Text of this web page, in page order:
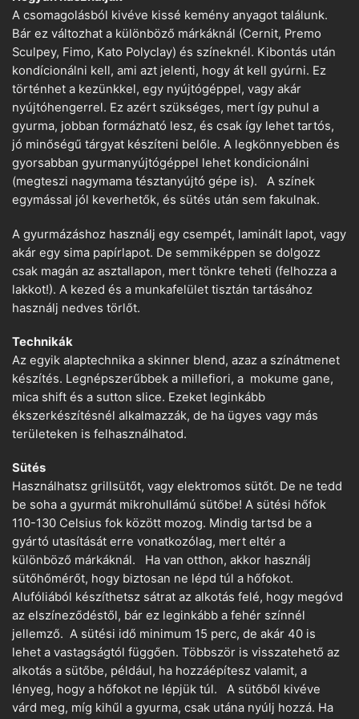
A csomagolásból kivéve kissé kemény anyagot találunk.
Bár ez változhat a különböző márkáknál (Cernit, Premo
Sculpey, Fimo, Kato Polyclay) és színeknél. Kibontás után
kondícionálni kell, ami azt jelenti, hogy át kell gyúrni. Ez
történhet a kezünkkel, egy nyújtógéppel, vagy akár
nyújtóhengerrel. Ez azért szükséges, mert így puhul a
gyurma, jobban formázható lesz, és csak így lehet tartós,
jó minőségű tárgyat készíteni belőle. A legkönnyebben és
gyorsabban gyurmanyújtógéppel lehet kondicionálni
(megteszi nagymama tésztanyújtó gépe is). A színek
egymással jól keverhetők, és sütés után sem fakulnak.
A gyurmázáshoz használj egy csempét, laminált lapot, vagy
akár egy sima papírlapot. De semmiképpen se dolgozz
csak magán az asztallapon, mert tönkre teheti (felhozza a
lakkot!). A kezed és a munkafelület tisztán tartásához
használj nedves törlőt.
Technikák
Az egyik alaptechnika a skinner blend, azaz a színátmenet
készítés. Legnépszerűbbek a millefiori, a mokume gane,
mica shift és a sutton slice. Ezeket leginkább
ékszerkészítésnél alkalmazzák, de ha ügyes vagy más
területeken is felhasználhatod.
Sütés
Használhatsz grillsütőt, vagy elektromos sütőt. De ne tedd
be soha a gyurmát mikrohullámú sütőbe! A sütési hőfok
110-130 Celsius fok között mozog. Mindig tartsd be a
gyártó utasítását erre vonatkozólag, mert eltér a
különböző márkáknál. Ha van otthon, akkor használj
sütőhőmérőt, hogy biztosan ne lépd túl a hőfokot.
Alufóliából készíthetsz sátrat az alkotás felé, hogy megóvd
az elszíneződéstől, bár ez leginkább a fehér színnél
jellemző. A sütési idő minimum 15 perc, de akár 40 is
lehet a vastagságtól függően. Többször is visszatehető az
alkotás a sütőbe, például, ha hozzáépítesz valamit, a
lényeg, hogy a hőfokot ne lépjük túl. A sütőből kivéve
várd meg, míg kihűl a gyurma, csak utána nyúlj hozzá. Ha